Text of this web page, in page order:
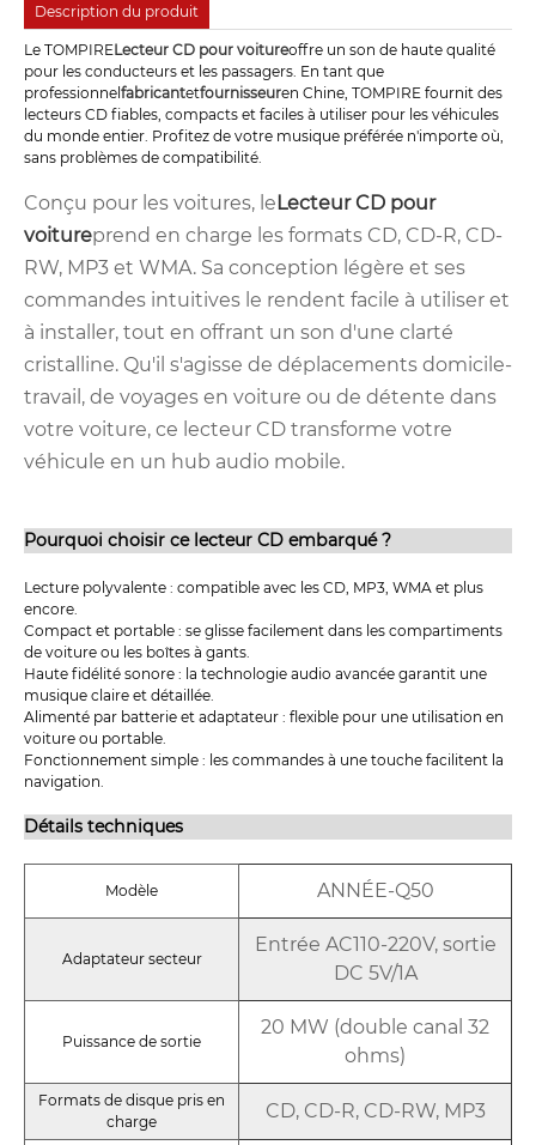
Description du produit
Le TOMPIRELecteur CD pour voitureoffre un son de haute qualité
pour les conducteurs et les passagers. En tant que
professionnel fabricantetfournisseuren Chine, TOMPIRE fournit des
lecteurs CD fiables, compacts et faciles à utiliser pour les véhicules
du monde entier. Profitez de votre musique préférée n'importe où,
sans problèmes de compatibilité.
Conçu pour les voitures, leLecteur CD pour
voitureprend en charge les formats CD, CD-R, CD-
RW, MP3 et WMA. Sa conception légère et ses
commandes intuitives le rendent facile à utiliser et
à installer, tout en offrant un son d'une clarté
cristalline. Qu'il s'agisse de déplacements domicile-
travail, de voyages en voiture ou de détente dans
votre voiture, ce lecteur CD transforme votre
véhicule en un hub audio mobile.
Pourquoi choisir ce lecteur CD embarqué ?
Lecture polyvalente : compatible avec les CD, MP3, WMA et plus
encore.
Compact et portable : se glisse facilement dans les compartiments
de voiture ou les boîtes à gants.
Haute fidélité sonore : la technologie audio avancée garantit une
musique claire et détaillée.
Alimenté par batterie et adaptateur : flexible pour une utilisation en
voiture ou portable.
Fonctionnement simple : les commandes à une touche facilitent la
navigation.
Détails techniques
Modèle ANNÉE-Q50
Adaptateur secteur
Entrée AC110-220V, sortie
DC 5V/1A
Puissance de sortie
20 MW (double canal 32
ohms)
Formats de disque pris en
charge
CD, CD-R, CD-RW, MP3